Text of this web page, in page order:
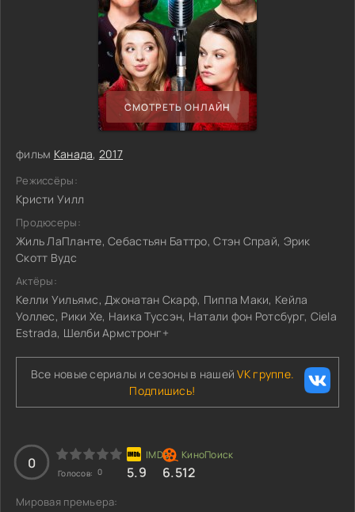
СМОТРЕТЬ ОНЛАЙН
фильм Канада, 2017
Режиссёры:
Кристи Уилл
Продюсеры:
Жиль ЛаПланте, Себастьян Баттро, Стэн Спрай, Эрик
Скотт Вудс
Актёры:
Келли Уильямс, Джонатан Скарф, Пиппа Маки, Кейла
Уоллес, Рики Хе, Наика Туссэн, Натали фон Ротсбург, Ciela
Estrada, Шелби Армстронг+
Все новые сериалы и сезоны в нашейVK группе.
Подпишись!
0
Голосов: 0 5.9 6.512
Мировая премьера: